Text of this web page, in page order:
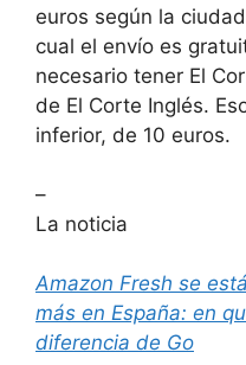
euros según la
cual el envío es
necesario tener El
de El Corte Inglés.
inferior, de 10 euros.
–
La noticia
Amazon Fresh se
más en España: en
diferencia de Go